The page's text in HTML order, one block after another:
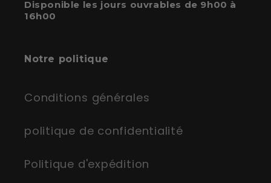
Disponible les jours ouvrables de 9h00 à
16h00
Notre politique
Conditions générales
politique de confidentialité
Politique d'expédition